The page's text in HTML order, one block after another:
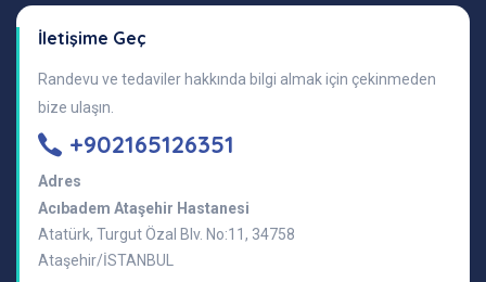
İletişime Geç
Randevu ve tedaviler hakkında bilgi almak için çekinmeden
bize ulaşın.
+902165126351
Adres
Acıbadem Ataşehir Hastanesi
Atatürk, Turgut Özal Blv. No:11, 34758
Ataşehir/İSTANBUL